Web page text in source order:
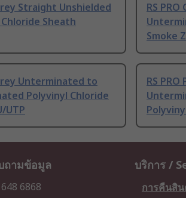
Straight Unshielded
Sheath
RS
Smoke
Unterminated to
Polyvinyl Chloride
UTP
RS
ถามข้อมูล
6868
บริการ /
การคืนสิ